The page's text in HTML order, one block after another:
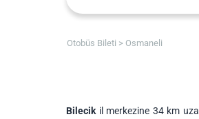
Otobüs Bileti Osmaneli
Bilecikil merkezine 34 km